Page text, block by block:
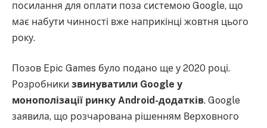
посилання для оплати поза системою Google, що
має набути чинності вже наприкінці жовтня цього
року.
Позов Epic Games було подано ще у 2020 році.
Розробники звинуватили Google у
монополізації ринку Android-додатків. Google
заявила, що розчарована рішенням Верховного